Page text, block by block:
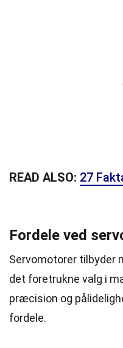
READ ALSO: 27
Fordele ved
Servomotorer tilbyder
det foretrukne valg i
præcision og
fordele.